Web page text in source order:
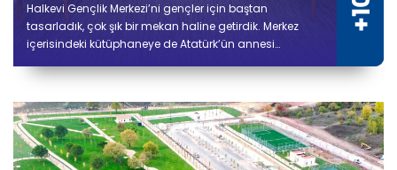
Halkevi Gençlik Merkezi’ni gençler için baştan
tasarladık, çok şık bir mekan haline getirdik. Merkez
içerisindeki kütüphaneye de Atatürk’ün annesi